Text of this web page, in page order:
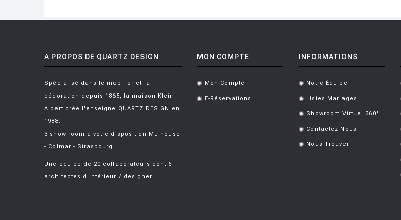
A PROPOS DE QUARTZ DESIGN
Spécialisé dans le mobilier et la
décoration depuis 1865, la maison Klein-
Albert crée l'enseigne QUARTZ DESIGN en
1988.
3 show-room à votre disposition Mulhouse
- Colmar - Strasbourg
Une équipe de 20 collaborateurs dont 6
architectes d'intérieur / designer
MON COMPTE
. Mon Compte
. E-Réservations
INFORMATIONS
. Notre Équipe
. Listes Mariages
. Showroom Virtuel 360°
. Contactez-Nous
. Nous Trouver